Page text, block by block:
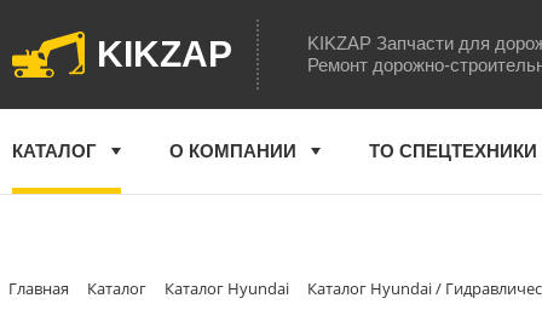
KIKZAP
KIKZAP Запчасти для
Ремонт дорожно-
КАТАЛОГ О КОМПАНИИ ТО СПЕЦТЕХНИКИ
Главная Каталог Каталог Hyundai Каталог Hyundai /